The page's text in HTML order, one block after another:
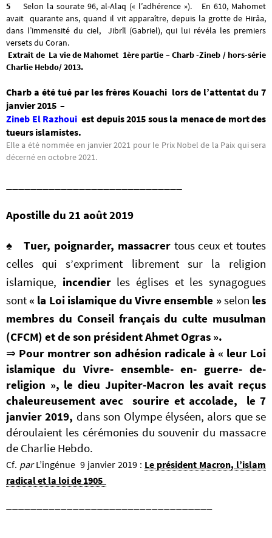
5
Selon la sourate 96, al-Alaq (« l’adhérence »). En 610, Mahomet
avait quarante ans, quand il vit apparaître, depuis la grotte de Hirâa,
dans l’immensité du ciel, Jibrîl (Gabriel), qui lui révéla les premiers
versets du Coran.
Extrait de La vie de Mahomet 1ère partie – Charb -Zineb / hors-série
Charlie Hebdo/ 2013.
Charb a été tué par les frères Kouachi lors de l’attentat du 7
janvier 2015 –
Zineb El Razhoui est depuis 2015 sous la menace de mort des
tueurs islamistes.
Elle a été nommée en janvier 2021 pour le Prix Nobel de la Paix qui sera
décerné en octobre 2021.
Apostille du 21 août 2019
♠Tuer, poignarder, massacrertous ceux et toutes
celles qui s’expriment librement sur la religion
islamique, incendier les églises et les synagogues
sont « la Loi islamique du Vivre ensemble »selon les
membres du Conseil français du culte musulman
(CFCM) et de son président Ahmet Ogras ».
⇒ Pour montrer son adhésion radicale à « leur Loi
islamique du Vivre- ensemble- en- guerre- de-
religion », le dieu Jupiter-Macron les avait reçus
chaleureusement avec sourire et accolade, le 7
janvier 2019, dans son Olympe élyséen, alors que se
déroulaient les cérémonies du souvenir du massacre
de Charlie Hebdo.
Cf. parL’ingénue 9 janvier 2019 : Le président Macron, l’islam
radical et la loi de 1905